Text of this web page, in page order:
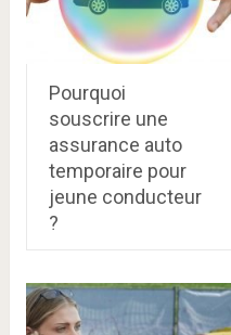
Pourquoi
souscrire une
assurance auto
temporaire pour
jeune conducteur
?